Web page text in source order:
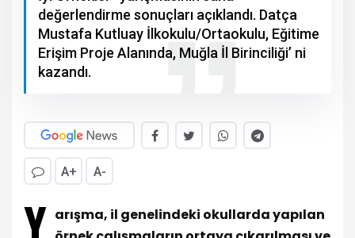
değerlendirme sonuçları açıklandı. Datça
Mustafa Kutluay İlkokulu/Ortaokulu, Eğitime
Erişim Proje Alanında, Muğla İl Birinciliği’ ni
kazandı.
A+ A-
Y arışma, il genelindeki okullarda yapılan